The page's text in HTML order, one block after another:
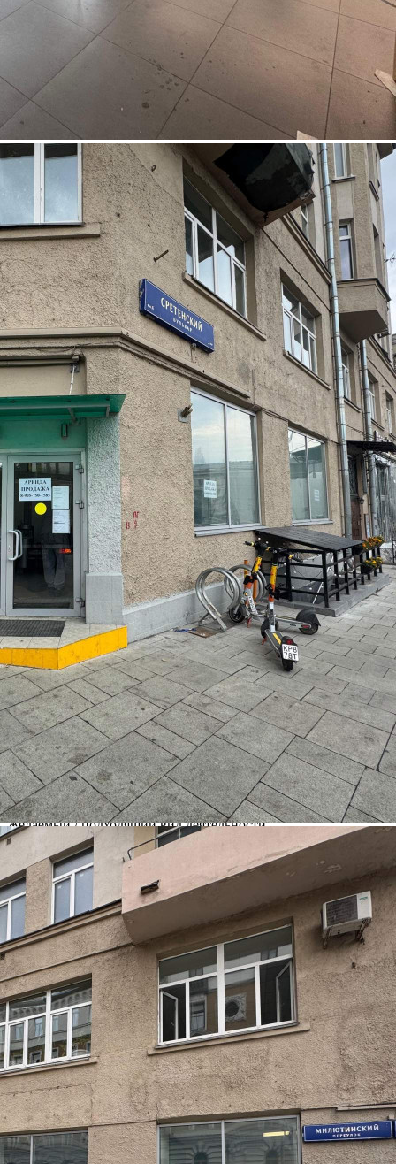
Отдельно стоящее здание
120280 - Г. МОСКВА,
МИЛЮТИНСКИЙ
ПЕРЕУЛОК, Д.19/4СТР2
Москва / Московская обл
Получить контакты Посмотреть на карте
Сбер А предлагает к аренде нежилое помещение площадью
176,9 кв.м., расположенного по адресу: город Москва,
переулок Милютинский, дом 19/4, строение 2 Аренда
посредством проведения торгов на электронной площадке
Сбербанк-АСТ. Номер процедуры: SBR065-2509040003
Собственник: Московский банк ПАО Сбербанк О ло...
219 (+1)
Навигация
Характеристики
О помещении
Где находится
Контакты
Другие объявления
Характеристики помещения
№ объявления
120280
Дата размещения
07.10.2025
Город
Москва
Адрес
Милютинский переулок, д.19/4стр2
Расположено
Отдельно стоящее здание
Этаж
1
Предлагается
Аренда
Желаемый / подходящий вид деятельности
Не указано
Назначение
Не указано
Размер площади (м2)
176.9
Цена за помещение
1 531 175 руб.
Цена за 1 кв. м
8 656 руб.
О помещении